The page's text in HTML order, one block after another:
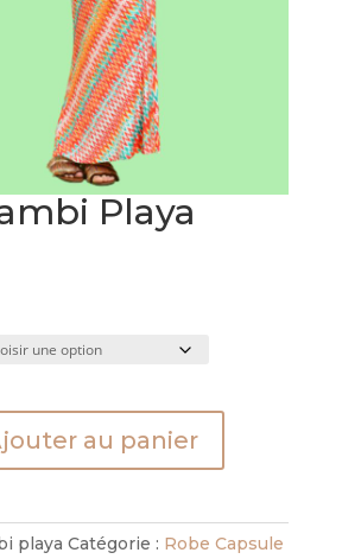
Playa
au panier
playa Catégorie : Robe Capsule